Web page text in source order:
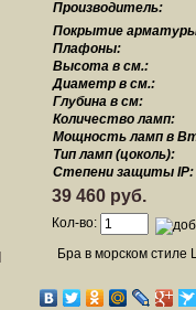
Производитель:
Покрытие
Плафоны:
Высота в см.:
Диаметр в см.:
Глубина в см:
Количество ламп:
Мощность ламп в
Тип ламп (цоколь):
Степени защиты IP:
39 460 руб.
Кол-во:
Бра в морском стиле